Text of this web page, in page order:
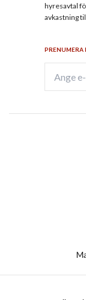
hyresavtal
avkastning
PRENUMERA